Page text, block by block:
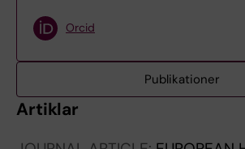
Orcid
Publikationer
Artiklar